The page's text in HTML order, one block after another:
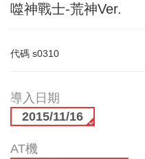
噬神戰士-荒神Ver.
代碼 s0310
導入日期
2015/11/16
AT機